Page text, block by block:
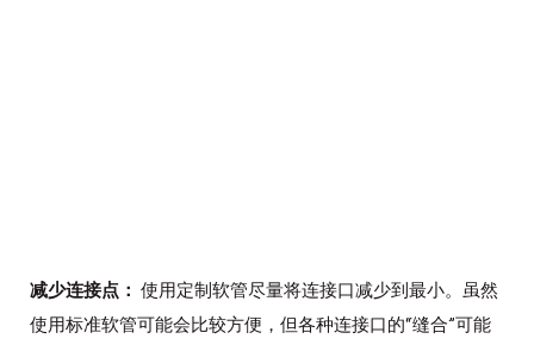
减少连接点： 使用定制软管尽量将连接口减少到最小。虽然
使用标准软管可能会比较方便，但各种连接口的“缝合”可能